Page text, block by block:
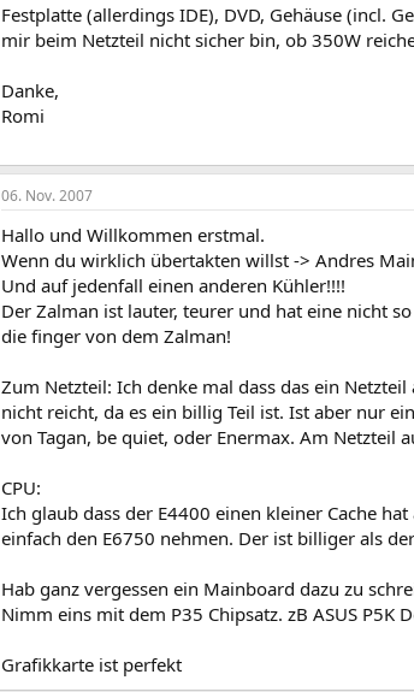
Festplatte (allerdings IDE), DVD, Gehäuse (incl.
mir beim Netzteil nicht sicher bin, ob 350W
Danke,
Romi
06. Nov. 2007
Hallo und Willkommen erstmal.
Wenn du wirklich übertakten willst -> Andres
Und auf jedenfall einen anderen Kühler!!!!
Der Zalman ist lauter, teurer und hat eine nicht
die finger von dem Zalman!
Zum Netzteil: Ich denke mal dass das ein
nicht reicht, da es ein billig Teil ist. Ist aber nur
von Tagan, be quiet, oder Enermax. Am Netzteil
CPU:
Ich glaub dass der E4400 einen kleiner Cache
einfach den E6750 nehmen. Der ist billiger als
Hab ganz vergessen ein Mainboard dazu zu
Nimm eins mit dem P35 Chipsatz. zB ASUS P5K
Grafikkarte ist perfekt